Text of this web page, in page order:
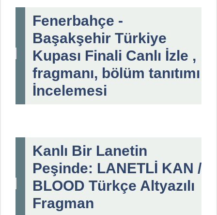
Fenerbahçe -
Başakşehir Türkiye
Kupası Finali Canlı İzle ,
fragmanı, bölüm tanıtımı
İncelemesi
Kanlı Bir Lanetin
Peşinde: LANETLİ KAN /
BLOOD Türkçe Altyazılı
Fragman